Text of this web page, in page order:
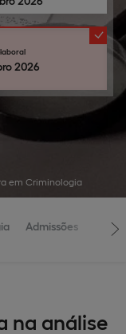
2026
em Criminologia
Admissões
na análise